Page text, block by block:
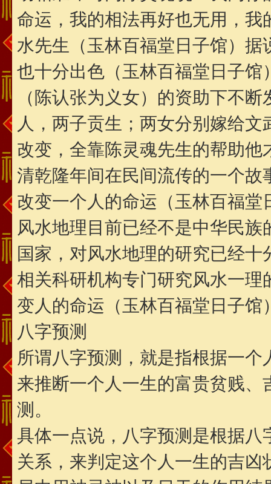
命运，我的相法再好也无用，
水先生（玉林百福堂日子馆）
也十分出色（玉林百福堂日子
（陈认张为义女）的资助下不
人，两子贡生；两女分别嫁给
改变，全靠陈灵魂先生的帮助
清乾隆年间在民间流传的一个
改变一个人的命运（玉林百福堂
风水地理目前已经不是中华民
国家，对风水地理的研究已经
相关科研机构专门研究风水一
变人的命运（玉林百福堂日子馆
八字预测
所谓八字预测，就是指根据一
来推断一个人一生的富贵贫贱
测。
具体一点说，八字预测是根据
关系，来判定这个人一生的吉